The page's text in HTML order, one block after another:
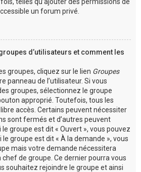
un forum privé.
d’utilisateurs et comment les
groupes, cliquez sur le lien Groupes
panneau de l’utilisateur. Si vous
groupes, sélectionnez le groupe
approprié. Toutefois, tous les
accès. Certains peuvent nécessiter
sont fermés et d’autres peuvent
groupe est dit « Ouvert », vous pouvez
le groupe est dit « À la demande », vous
mais votre demande nécessitera
chef de groupe. Ce dernier pourra vous
souhaitez rejoindre le groupe et ainsi